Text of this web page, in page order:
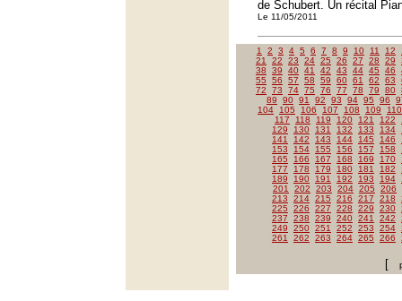
de Schubert. Un récital
Le 11/05/2011
1 2 3 4 5 6 7 8 9 10 11 12
21
22 23 24 25 26 27 28 29
38
39 40 41 42 43 44 45 46
55
56 57 58 59 60 61 62 63
72
73 74 75 76 77 78 79 80
89
90 91 92 93 94 95 96
104
105 106 107 108 109
110
117
118 119 120 121 122
129
130 131 132 133 134
141
142 143 144 145 146
153
154 155 156 157 158
165
166 167 168 169 170
177
178 179 180 181 182
189
190 191 192 193 194
201
202 203 204 205
206
213
214 215 216 217 218
225
226 227 228 229 230
237
238 239 240 241 242
249
250 251 252 253 254
261
262 263 264 265 266
[